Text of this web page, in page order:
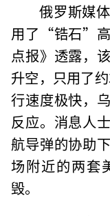
俄罗斯媒
用了“锆石”高
点报》透露，
升空，只用了
行速度极快，
反应。消息人
航导弹的协助
场附近的两
毁。